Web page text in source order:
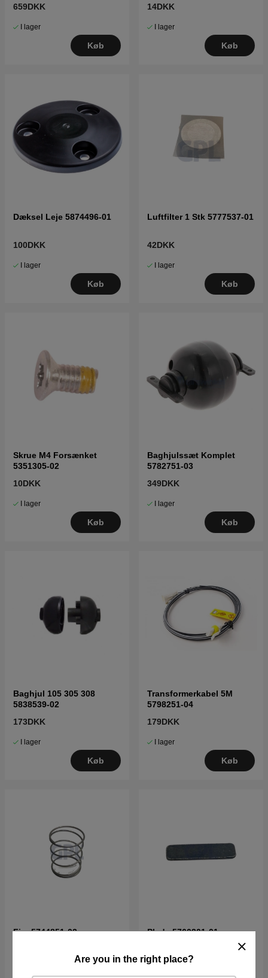
Are you in the right place?
Mark II
659DKK
I lager
Køb
14DKK
I lager
Køb
Dæksel Leje 5874496-01
100DKK
I lager
Køb
Luftfilter 1 Stk 5777537-01
42DKK
I lager
Køb
Skrue M4 Forsænket
5351305-02
10DKK
I lager
Køb
Baghjulssæt Komplet
5782751-03
349DKK
I lager
Køb
Baghjul 105 305 308
5838539-02
173DKK
I lager
Køb
Transformerkabel 5M
5798251-04
179DKK
I lager
Køb
Fjer 5744851-02 Plade 5760301-01
25DKK